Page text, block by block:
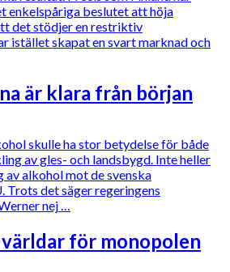
enkelspåriga beslutet att höja
det stödjer en restriktiv
istället skapat en svart marknad och
är klara från början
skulle ha stor betydelse för både
av gles- och landsbygd. Inte heller
alkohol mot de svenska
Trots det säger regeringens
nej …
för monopolen